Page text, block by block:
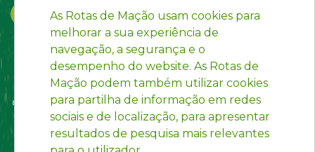
As Rotas de Mação usam cookies para
melhorar a sua experiência de
navegação, a segurança e o
desempenho do website. As Rotas de
Mação podem também utilizar cookies
para partilha de informação em redes
sociais e de localização, para apresentar
resultados de pesquisa mais relevantes